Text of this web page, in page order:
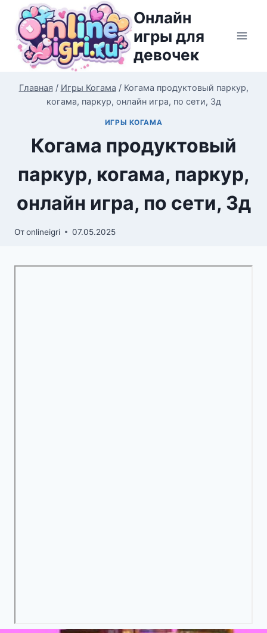
Перейти
содержимому
Онлайн
игры для
девочек
Главная / Игры Когама / Когама продуктовый паркур,
когама, паркур, онлайн игра, по сети, 3д
ИГРЫ КОГАМА
Когама продуктовый
паркур, когама, паркур,
онлайн игра, по сети, 3д
Отonlineigri 07.05.2025